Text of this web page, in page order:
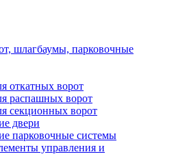
шлагбаумы, парковочные
откатных ворот
распашных ворот
секционных ворот
двери
парковочные системы
управления и